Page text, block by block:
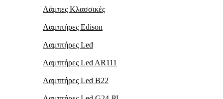
Λάμπες Κλασσικές
Λαμπτήρες Edison
Λαμπτήρες Led
Λαμπτήρες Led AR111
Λαμπτήρες Led B22